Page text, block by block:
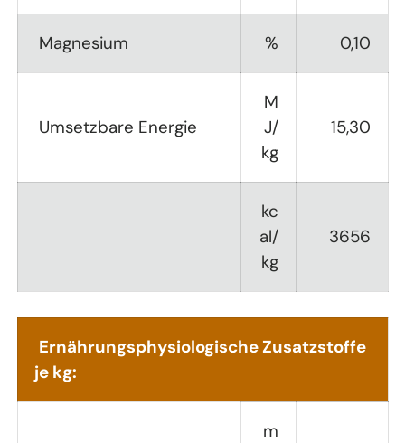
Magnesium % 0,10
Umsetzbare Energie
M
J/
kg
15,30
kc
al/
kg
3656
Ernährungsphysiologische Zusatzstoffe
je kg:
m